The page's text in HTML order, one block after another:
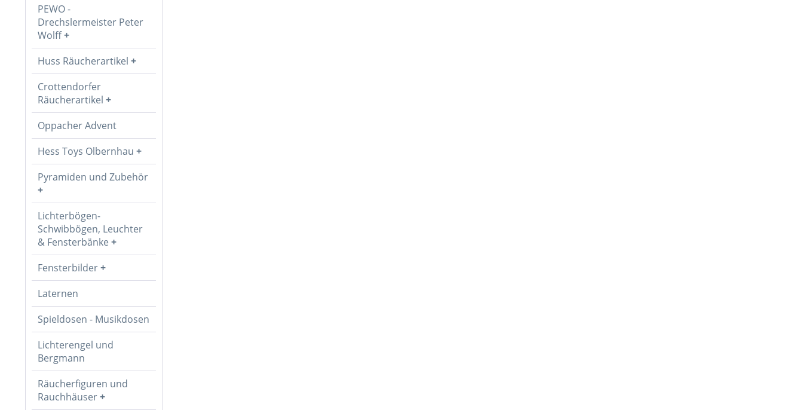
PEWO -
Drechslermeister Peter
Wolff
Huss Räucherartikel
Crottendorfer
Räucherartikel
Oppacher Advent
Hess Toys Olbernhau
Pyramiden und Zubehör
Lichterbögen-
Schwibbögen, Leuchter
& Fensterbänke
Fensterbilder
Laternen
Spieldosen - Musikdosen
Lichterengel und
Bergmann
Räucherfiguren und
Rauchhäuser